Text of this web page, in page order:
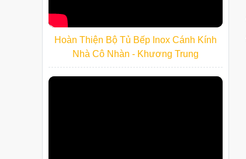
Hoàn Thiện Bộ Tủ Bếp Inox Cánh Kính
Nhà Cô Nhàn - Khương Trung